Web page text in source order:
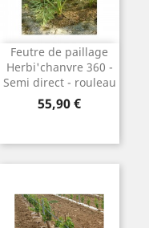
Feutre de paillage
Herbi'chanvre 360 -
Semi direct - rouleau
Prix
55,90 €